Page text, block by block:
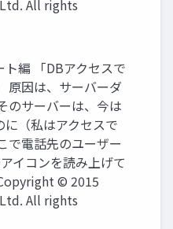
Ltd. All rights
編 「DBアクセスで
原因は、サーバーダ
のサーバーは、今は
（私はアクセスで
で電話先のユーザー
イコンを読み上げて
© 2015
Ltd. All rights